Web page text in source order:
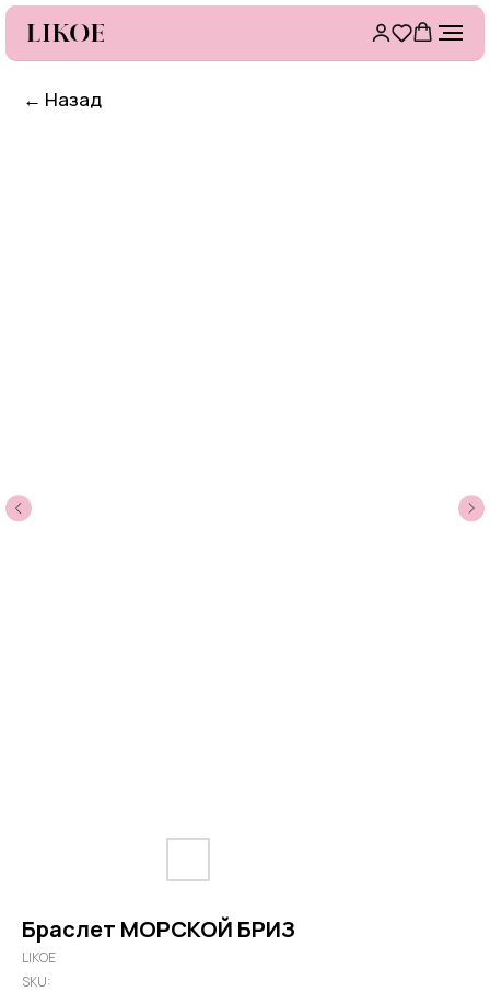
Браслет МОРСКОЙ БРИЗ
LIKOE
SKU: